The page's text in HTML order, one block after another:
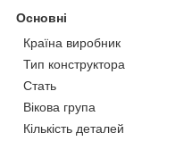
Основні
Країна виробник
Тип конструктора
Стать
Вікова група
Кількість деталей